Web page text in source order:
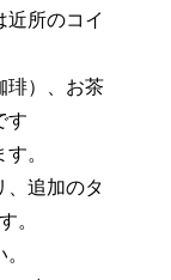
近所のコイ
琲）、お茶
す
。
、追加のタ
。